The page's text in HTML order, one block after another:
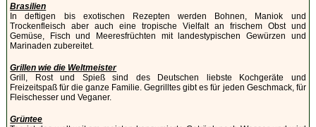
Brasilien
In deftigen bis exotischen Rezepten werden Bohnen, Maniok und
Trockenfleisch aber auch eine tropische Vielfalt an frischem Obst und
Gemüse, Fisch und Meeresfrüchten mit landestypischen Gewürzen und
Marinaden zubereitet.
Grillen wie die Weltmeister
Grill, Rost und Spieß sind des Deutschen liebste Kochgeräte und
Freizeitspaß für die ganze Familie. Gegrilltes gibt es für jeden Geschmack, für
Fleischesser und Veganer.
Grüntee